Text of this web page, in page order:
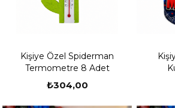
Kişiye Özel Spiderman
Termometre 8 Adet
₺304,00